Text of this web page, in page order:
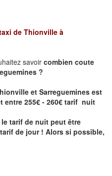
de Thionville à
savoir combien coute
?
et Sarreguemines est
entre 255€ - 260€ tarif nuit
tarif de nuit peut être
de jour ! Alors si possible,